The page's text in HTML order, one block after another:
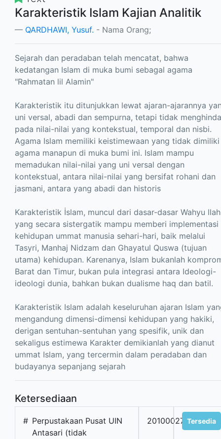
Karakteristik Islam Kajian Analitik
QARDHAWI, Yusuf. - Nama Orang;
Sejarah dan peradaban telah mencatat, bahwa
kedatangan Islam di muka bumi sebagal agama
"Rahmatan lil Alamin"
Karakteristik itu ditunjukkan lewat ajaran-ajarannya
uni versal, abadi dan sempurna, tetapi tidak
pada nilai-nilai yang kontekstual, temporal dan nisbi.
Agama Islam memiliki keistimewaan yang tidak dimiliki
agama manapun di muka bumi ini. Islam mampu
memadukan nilai-nilai yang uni versal dengan
kontekstual, antara nilai-nilai yang bersifat rohani dan
jasmani, antara yang abadi dan historis
Karakteristik İslam, muncul dari dasar-dasar Wahyu
yang secara sistergatik mampu memberi implementasi
kehidupan ummat manusia sehari-hari, baik melalui
Tasyri, Manhaj Nidzam dan Ghayatul Quswa (tujuan
utama) kehidupan. Karenanya, Islam bukanlah
Barat dan Timur, bukan pula integrasi antara Ideologi-
ideologi dunia, bahkan bukan dualisme haq dan batil.
Karakteristik Islam adalah keseluruhan ajaran Islam
mengandung dimensi-dimensi kehidupan yang hakiki,
derigan sentuhan-sentuhan yang spesifik, unik dan
sekaligus estimewa Karakter demikianlah yang dianut
ummat Islam, yang tercermin dalam peradaban dan
budayanya sepanjang sejarah
Ketersediaan
# Perpustakaan Pusat UIN
Antasari (tidak
2010002790Tersedia